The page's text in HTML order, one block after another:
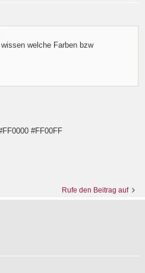
welche Farben bzw
#FF00FF
Rufe den Beitrag auf